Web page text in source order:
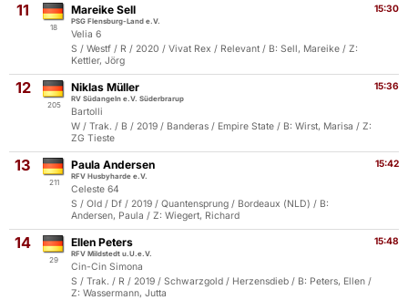
11
18
15:30
Mareike Sell
PSG Flensburg-Land e.V.
Velia 6
S / Westf / R / 2020 / Vivat Rex / Relevant / B: Sell, Mareike / Z:
Kettler, Jörg
12
205
15:36
Niklas Müller
RV Südangeln e.V. Süderbrarup
Bartolli
W / Trak. / B / 2019 / Banderas / Empire State / B: Wirst, Marisa / Z:
ZG Tieste
13
211
15:42
Paula Andersen
RFV Husbyharde e.V.
Celeste 64
S / Old / Df / 2019 / Quantensprung / Bordeaux (NLD) / B:
Andersen, Paula / Z: Wiegert, Richard
14
29
15:48
Ellen Peters
RFV Mildstedt u.U.e.V.
Cin-Cin Simona
S / Trak. / R / 2019 / Schwarzgold / Herzensdieb / B: Peters, Ellen /
Z: Wassermann, Jutta